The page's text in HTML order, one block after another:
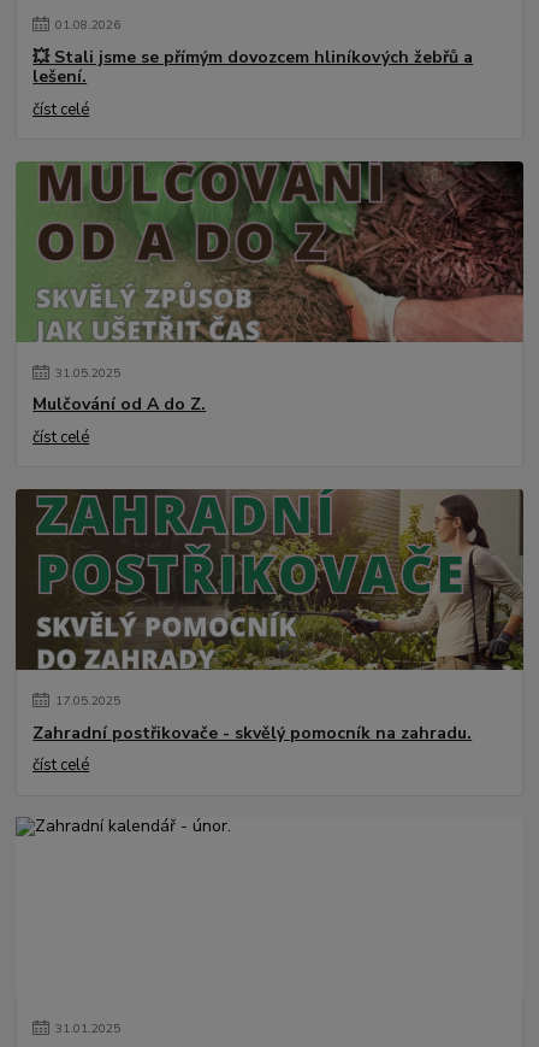
01.08.2026
💥 Stali jsme se přímým dovozcem hliníkových žebřů a
lešení.
číst celé
31.05.2025
Mulčování od A do Z.
číst celé
17.05.2025
Zahradní postřikovače - skvělý pomocník na zahradu.
číst celé
31.01.2025